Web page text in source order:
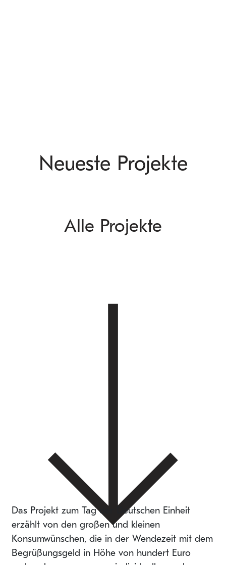
Neueste Projekte
Alle Projekte
Das Projekt zum Tag der Deutschen Einheit
erzählt von den großen und kleinen
Konsumwünschen, die in der Wendezeit mit dem
Begrüßungsgeld in Höhe von hundert Euro